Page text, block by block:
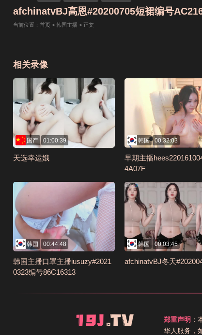
afchinatvBJ高恩#20200705短裙编号
当前位置： 首页 > 韩国主播 > 正文
相关录像
国产 01:00:39
天选幸运娥
韩国 00:32:03
早期主播
4A07F
韩国 00:44:48
韩国主播口罩主播iusuzy#2021
0323编号86C16313
韩国 00:03:45
afchinatvBJ冬天
郑重声明 ：
华人服务，